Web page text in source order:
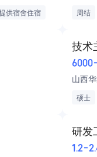
供宿舍住宿
周结
技术
山西
硕士
研发
1.2-